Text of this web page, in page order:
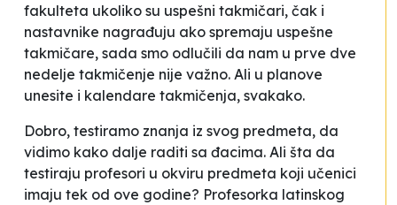
fakulteta ukoliko su uspešni takmičari, čak i
nastavnike nagrađuju ako spremaju uspešne
takmičare, sada smo odlučili da nam u prve dve
nedelje takmičenje nije važno. Ali u planove
unesite i kalendare takmičenja, svakako.
Dobro, testiramo znanja iz svog predmeta, da
vidimo kako dalje raditi sa đacima. Ali šta da
testiraju profesori u okviru predmeta koji učenici
imaju tek od ove godine? Profesorka latinskog